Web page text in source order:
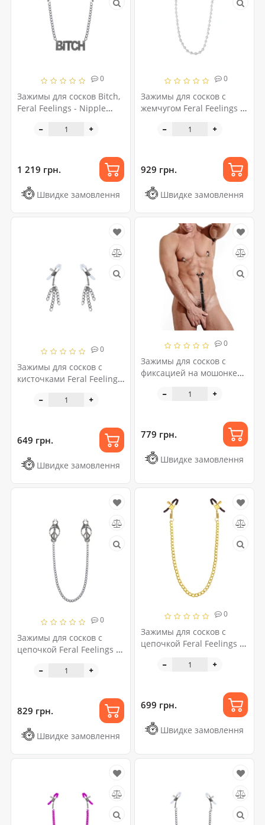
0
Зажимы для сосков Bitch,
Feral Feelings - Nipple
черный
1 219 грн.
Швидке замовлення
0
Зажимы для сосков с
жемчугом Feral Feelings -
серебро/белый
929 грн.
Швидке замовлення
0
Зажимы для сосков с
кисточками Feral Feelings
серебро/белый
649 грн.
Швидке замовлення
0
Зажимы для сосков с
фиксацией на мошонке
Эко кожа
779 грн.
Швидке замовлення
0
Зажимы для сосков с
цепочкой Feral Feelings -
серебро/белый
829 грн.
Швидке замовлення
0
Зажимы для сосков с
цепочкой Feral Feelings -
золото/черный
699 грн.
Швидке замовлення